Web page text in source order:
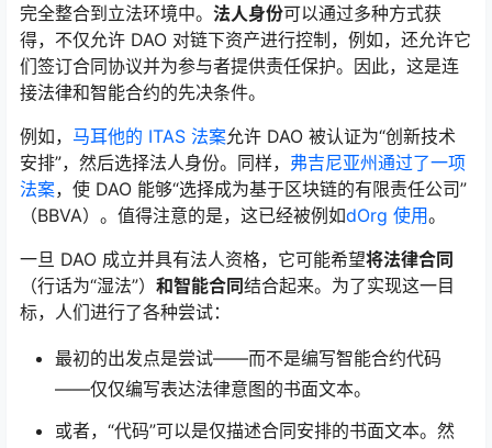
完全整合到立法环境中。 法人身份可以通过多种方式获
得，不仅允许 DAO 对链下资产进行控制，例如，还允许它
们签订合同协议并为参与者提供责任保护。因此，这是连
接法律和智能合约的先决条件。
例如， 马耳他的 ITAS 法案允许 DAO 被认证为“创新技术
安排”，然后选择法人身份。同样， 弗吉尼亚州通过了一项
法案，使 DAO 能够“选择成为基于区块链的有限责任公司”
（BBVA）。值得注意的是，这已经被例如dOrg 使用。
一旦 DAO 成立并具有法人资格，它可能希望将法律合同
（行话为“湿法”） 和智能合同结合起来。为了实现这一目
标，人们进行了各种尝试：
最初的出发点是尝试——而不是编写智能合约代码
——仅仅编写表达法律意图的书面文本。
或者，“代码”可以是仅描述合同安排的书面文本。然